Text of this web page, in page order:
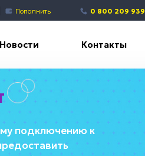
Пополнить 0 800 209 939
Новости Контакты
подключению к